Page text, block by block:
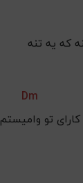
Dm
تو وامیستم